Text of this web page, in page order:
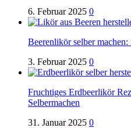
6. Februar 2025 0
Beerenlikör selber machen:
3. Februar 2025 0
Fruchtiges Erdbeerlikör
Selbermachen
31. Januar 2025 0